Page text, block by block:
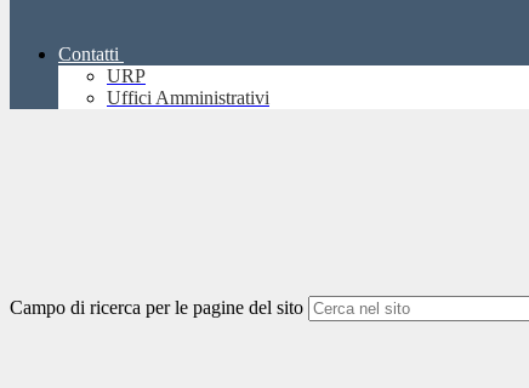
Contatti
URP
Uffici Amministrativi
Campo di ricerca per le pagine del sito